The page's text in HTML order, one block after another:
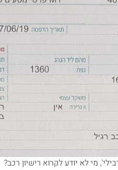
מי לא יודע לקרוא רישיון רכב?